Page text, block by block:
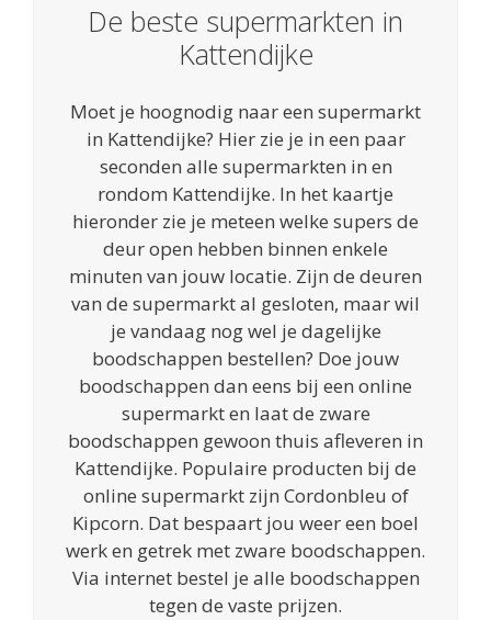
De beste supermarkten in
Kattendijke
Moet je hoognodig naar een supermarkt
in Kattendijke? Hier zie je in een paar
seconden alle supermarkten in en
rondom Kattendijke. In het kaartje
hieronder zie je meteen welke supers de
deur open hebben binnen enkele
minuten van jouw locatie. Zijn de deuren
van de supermarkt al gesloten, maar wil
je vandaag nog wel je dagelijke
boodschappen bestellen? Doe jouw
boodschappen dan eens bij een online
supermarkt en laat de zware
boodschappen gewoon thuis afleveren in
Kattendijke. Populaire producten bij de
online supermarkt zijn Cordonbleu of
Kipcorn. Dat bespaart jou weer een boel
werk en getrek met zware boodschappen.
Via internet bestel je alle boodschappen
tegen de vaste prijzen.